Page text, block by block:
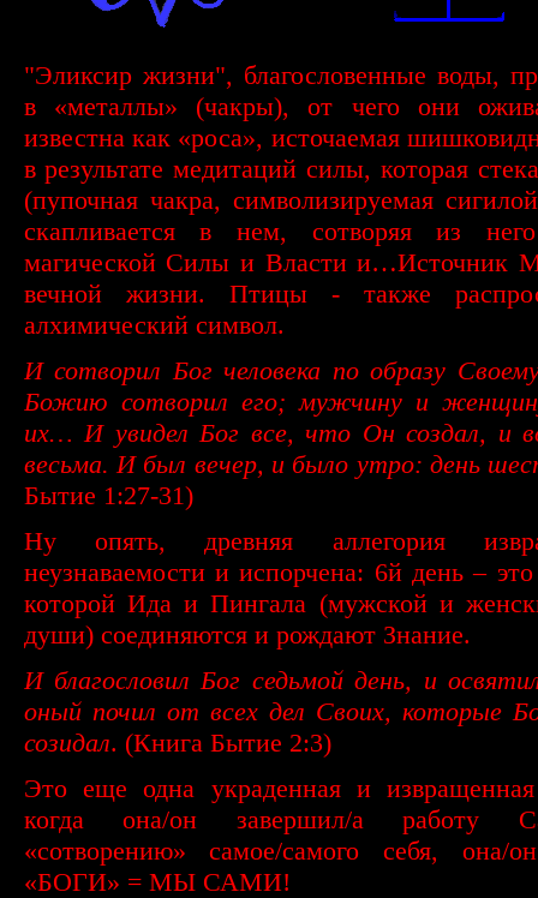
"Эликсир жизни", благословенные воды,
в «металлы» (чакры), от чего они
известна как «роса», источаемая
в результате медитаций силы, которая
(пупочная чакра, символизируемая
скапливается в нем, сотворяя из
магической Силы и Власти и…Источник
вечной жизни. Птицы - также
алхимический символ.
И сотворил Бог человека по образу
Божию сотворил его; мужчину и
их… И увидел Бог все, что Он создал, и
весьма. И был вечер, и было утро: день
Бытие 1:27-31)
Ну опять, древняя аллегория
неузнаваемости и испорчена: 6й день –
которой Ида и Пингала (мужской и
души) соединяются и рождают Знание.
И благословил Бог седьмой день, и
оный почил от всех дел Своих, которые
созидал. (Книга Бытие 2:3)
Это еще одна украденная и извращенная
когда она/он завершил/а работу
«сотворению» самое/самого себя, она/
«БОГИ» = МЫ САМИ!